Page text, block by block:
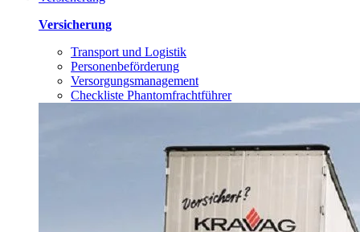
Versicherung
Transport und Logistik
Personenbeförderung
Versorgungsmanagement
Checkliste Phantomfrachtführer